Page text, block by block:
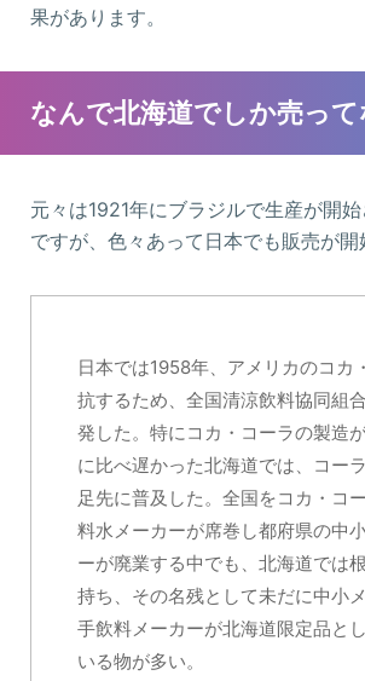
果があります。
なんで北海道でしか売って
元々は1921年にブラジルで生産が開
ですが、色々あって日本でも販売が
日本では1958年、アメリカのコカ
抗するため、全国清涼飲料協同組
発した。特にコカ・コーラの製造
に比べ遅かった北海道では、コー
足先に普及した。全国をコカ・コ
料水メーカーが席巻し都府県の中
ーが廃業する中でも、北海道では
持ち、その名残として未だに中小
手飲料メーカーが北海道限定品と
いる物が多い。